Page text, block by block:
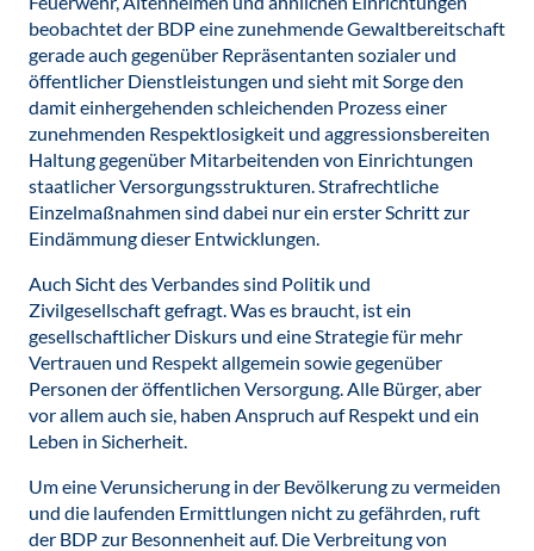
beobachtet der BDP eine zunehmende Gewaltbereitschaft
gerade auch gegenüber Repräsentanten sozialer und
öffentlicher Dienstleistungen und sieht mit Sorge den
damit einhergehenden schleichenden Prozess einer
zunehmenden Respektlosigkeit und aggressionsbereiten
Haltung gegenüber Mitarbeitenden von Einrichtungen
staatlicher Versorgungsstrukturen. Strafrechtliche
Einzelmaßnahmen sind dabei nur ein erster Schritt zur
Eindämmung dieser Entwicklungen.
Auch Sicht des Verbandes sind Politik und
Zivilgesellschaft gefragt. Was es braucht, ist ein
gesellschaftlicher Diskurs und eine Strategie für mehr
Vertrauen und Respekt allgemein sowie gegenüber
Personen der öffentlichen Versorgung. Alle Bürger, aber
vor allem auch sie, haben Anspruch auf Respekt und ein
Leben in Sicherheit.
Um eine Verunsicherung in der Bevölkerung zu vermeiden
und die laufenden Ermittlungen nicht zu gefährden, ruft
der BDP zur Besonnenheit auf. Die Verbreitung von